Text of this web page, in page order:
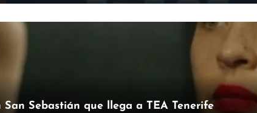
San Sebastián que llega a TEA Tenerife